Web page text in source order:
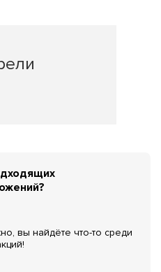
вы найдёте что-то среди